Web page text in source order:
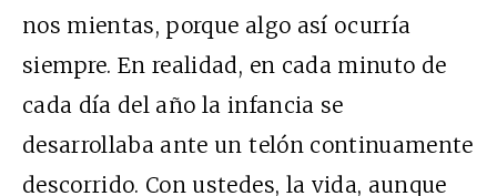
nos mientas, porque algo así ocurría
siempre. En realidad, en cada minuto de
cada día del año la infancia se
desarrollaba ante un telón continuamente
descorrido. Con ustedes, la vida, aunque